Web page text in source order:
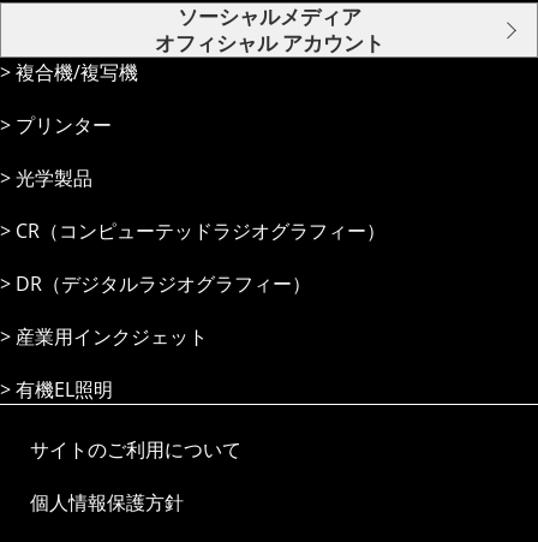
ソーシャルメディア
オフィシャル アカウント
複合機/複写機
プリンター
光学製品
CR（コンピューテッドラジオグラフィー）
DR（デジタルラジオグラフィー）
産業⽤インクジェット
有機EL照明
サイトのご利用について
個人情報保護方針